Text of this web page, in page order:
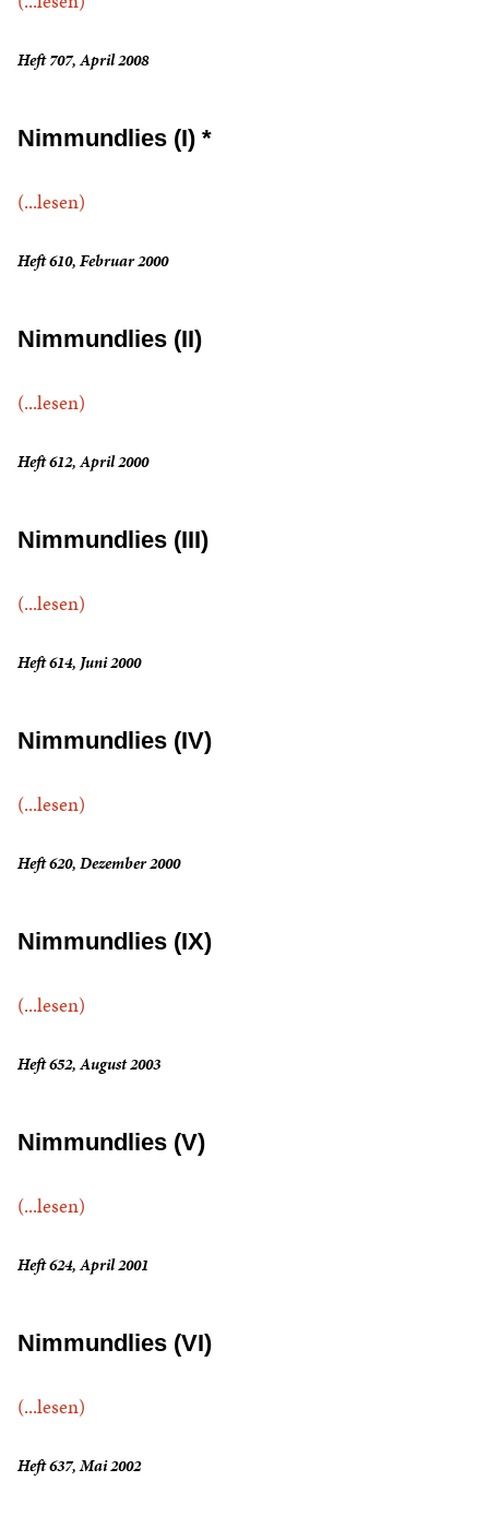
Heft 707, April 2008
Nimmundlies (I) *
(...lesen)
Heft 610, Februar 2000
Nimmundlies (II)
(...lesen)
Heft 612, April 2000
Nimmundlies (III)
(...lesen)
Heft 614, Juni 2000
Nimmundlies (IV)
(...lesen)
Heft 620, Dezember 2000
Nimmundlies (IX)
(...lesen)
Heft 652, August 2003
Nimmundlies (V)
(...lesen)
Heft 624, April 2001
Nimmundlies (VI)
(...lesen)
Heft 637, Mai 2002